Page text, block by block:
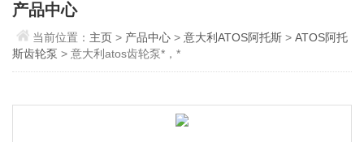
产品中心
当前位置： 主页> 产品中心 >意大利ATOS阿托斯 >ATOS阿托
斯齿轮泵 > 意大利atos齿轮泵*，*